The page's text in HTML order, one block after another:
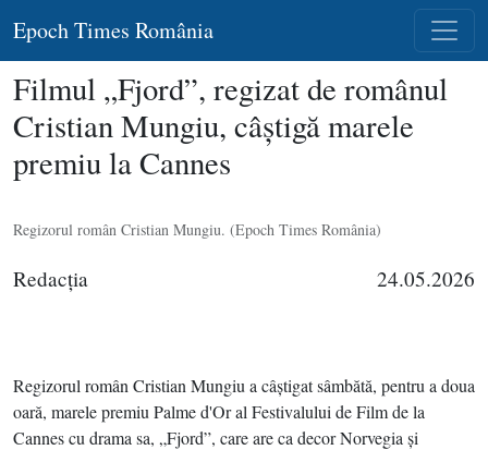
Epoch Times România
Filmul „Fjord”, regizat de românul
Cristian Mungiu, câştigă marele
premiu la Cannes
Regizorul român Cristian Mungiu. (Epoch Times România)
Redacţia 24.05.2026
Regizorul român Cristian Mungiu a câştigat sâmbătă, pentru a doua
oară, marele premiu Palme d'Or al Festivalului de Film de la
Cannes cu drama sa, „Fjord”, care are ca decor Norvegia şi